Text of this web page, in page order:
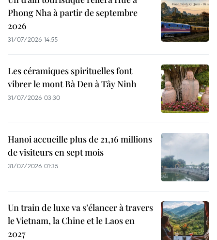
Phong Nha à partir de septembre
2026
31/07/2026 14:55
Les céramiques spirituelles font
vibrer le mont Bà Den à Tây Ninh
31/07/2026 03:30
Hanoi accueille plus de 21,16 millions
de visiteurs en sept mois ​
31/07/2026 01:35
Un train de luxe va s’élancer à travers
le Vietnam, la Chine et le Laos en
2027